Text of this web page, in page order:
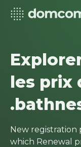
les prix
New registration
which Renewal